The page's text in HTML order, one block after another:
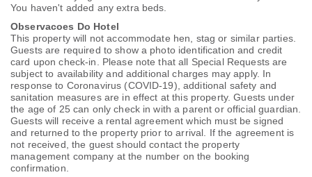
You haven't added any extra beds.
Observacoes Do Hotel
This property will not accommodate hen, stag or similar parties.
Guests are required to show a photo identification and credit
card upon check-in. Please note that all Special Requests are
subject to availability and additional charges may apply. In
response to Coronavirus (COVID-19), additional safety and
sanitation measures are in effect at this property. Guests under
the age of 25 can only check in with a parent or official guardian.
Guests will receive a rental agreement which must be signed
and returned to the property prior to arrival. If the agreement is
not received, the guest should contact the property
management company at the number on the booking
confirmation.